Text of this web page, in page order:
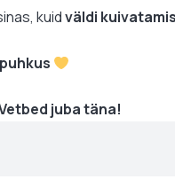
kuidväldi
juba täna!